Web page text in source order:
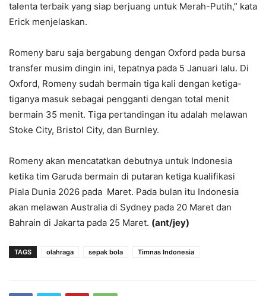
talenta terbaik yang siap berjuang untuk Merah-Putih,” kata
Erick menjelaskan.
Romeny baru saja bergabung dengan Oxford pada bursa
transfer musim dingin ini, tepatnya pada 5 Januari lalu. Di
Oxford, Romeny sudah bermain tiga kali dengan ketiga-
tiganya masuk sebagai pengganti dengan total menit
bermain 35 menit. Tiga pertandingan itu adalah melawan
Stoke City, Bristol City, dan Burnley.
Romeny akan mencatatkan debutnya untuk Indonesia
ketika tim Garuda bermain di putaran ketiga kualifikasi
Piala Dunia 2026 pada Maret. Pada bulan itu Indonesia
akan melawan Australia di Sydney pada 20 Maret dan
Bahrain di Jakarta pada 25 Maret. (ant/jey)
TAGS olahraga sepak bola Timnas Indonesia